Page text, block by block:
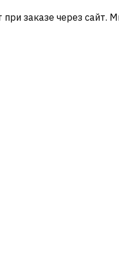
заказе через сайт.